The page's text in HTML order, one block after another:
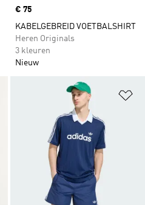
Price
€ 75
KABELGEBREID VOETBALSHIRT
Heren Originals
3 kleuren
Nieuw
Op verlanglijst zetten